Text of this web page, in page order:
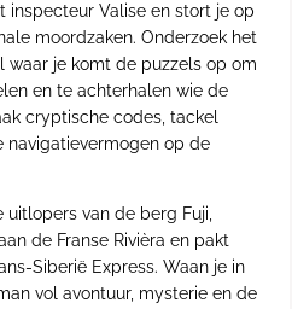
inspecteur Valise en stort je op
moordzaken. Onderzoek het
waar je komt de puzzels op om
en te achterhalen wie de
cryptische codes, tackel
navigatievermogen op de
van de berg Fuji,
de Franse Rivièra en pakt
Siberië Express. Waan je in
vol avontuur, mysterie en de